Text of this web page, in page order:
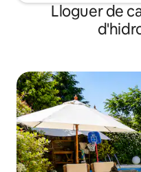
Lloguer de